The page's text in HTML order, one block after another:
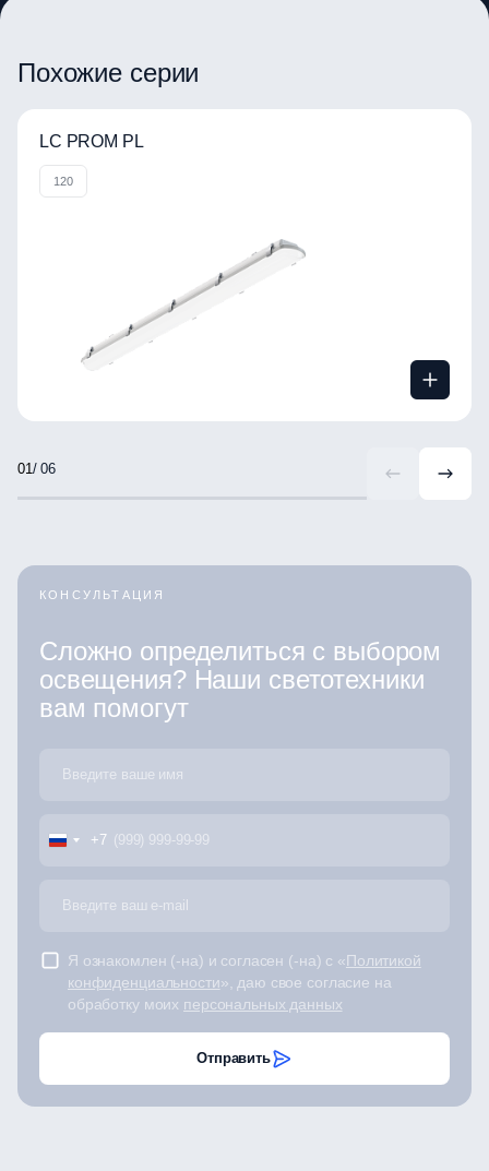
Похожие серии
LC PROM PL
120
/ 06
КОНСУЛЬТАЦИЯ
Сложно определиться с выбором
освещения? Наши светотехники
вам помогут
+7
Я ознакомлен (-на) и согласен (-на) с «Политикой
конфиденциальности», даю свое согласие на
обработку моих персональных данных
Отправить